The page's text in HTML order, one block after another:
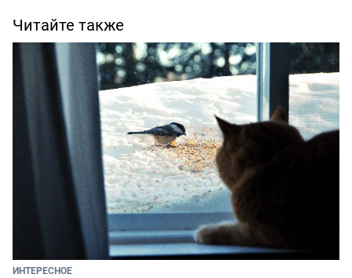
Читайте также
ИНТЕРЕСНОЕ